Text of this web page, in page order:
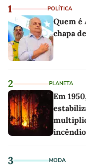
1 POLÍTICA
Quem é
chapa
2 PLANETA
Em
3 MODA